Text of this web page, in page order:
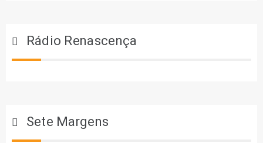
Rádio Renascença
Sete Margens